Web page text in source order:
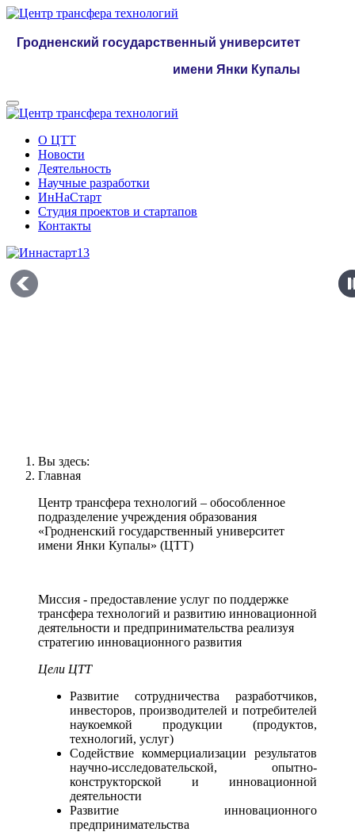
Гродненский государственный университет
имени Янки Купалы
О ЦТТ
Новости
Деятельность
Научные разработки
ИнНаСтарт
Студия проектов и стартапов
Контакты
Вы здесь:
Главная
Центр трансфера технологий – обособленное
подразделение учреждения образования
«Гродненский государственный университет
имени Янки Купалы» (ЦТТ)
Миссия - предоставление услуг по поддержке
трансфера технологий и развитию инновационной
деятельности и предпринимательства реализуя
стратегию инновационного развития
Цели ЦТТ
Развитие сотрудничества разработчиков,
инвесторов, производителей и потребителей
наукоемкой продукции (продуктов,
технологий, услуг)
Содействие коммерциализации результатов
научно-исследовательской, опытно-
конструкторской и инновационной
деятельности
Развитие инновационного
предпринимательства